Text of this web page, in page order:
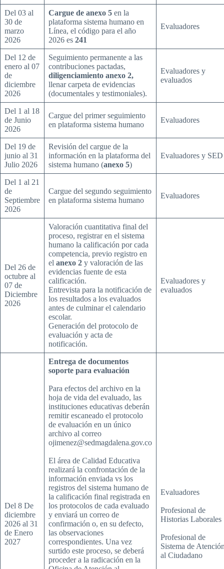
Del 03 al
30 de
marzo
2026
Cargue de anexo 5 en la
plataforma sistema humano en
Línea, el código para el año
2026 es 241
Evaluadores
Del 12 de
enero al 07
de
diciembre
2026
Seguimiento permanente a las
contribuciones pactadas,
diligenciamiento anexo 2,
llenar carpeta de evidencias
(documentales y testimoniales).
Evaluadores y
evaluados
Del 1 al 18
de Junio
2026
Cargue del primer seguimiento
en plataforma sistema humano
Evaluadores
Del 19 de
junio al 31
Julio 2026
Revisión del cargue de la
información en la plataforma del
sistema humano (anexo 5)
Evaluadores y SED
Del 1 al 21
de
Septiembre
2026
Cargue del segundo seguimiento
en plataforma sistema humano
Evaluadores
Del 26 de
octubre al
07 de
Diciembre
2026
Valoración cuantitativa final del
proceso, registrar en el sistema
humano la calificación por cada
competencia, previo registro en
el anexo 2 y valoración de las
evidencias fuente de esta
calificación.
Entrevista para la notificación de
los resultados a los evaluados
antes de culminar el calendario
escolar.
Generación del protocolo de
evaluación y acta de
notificación.
Evaluadores y
evaluados
Del 8 De
diciembre
2026 al 31
de Enero
2027
Entrega de documentos
soporte para evaluación
Para efectos del archivo en la
hoja de vida del evaluado, las
instituciones educativas deberán
remitir escaneado el protocolo
de evaluación en un único
archivo al correo
ojimenez@sedmagdalena.gov.co
El área de Calidad Educativa
realizará la confrontación de la
información enviada vs los
registros del sistema humano de
la calificación final registrada en
los protocolos de cada evaluado
y enviará un correo de
confirmación o, en su defecto,
las observaciones
correspondientes. Una vez
surtido este proceso, se deberá
proceder a la radicación en la
Evaluadores
Profesional de
Historias Laborales
Profesional de
Sistema de
al Ciudadano